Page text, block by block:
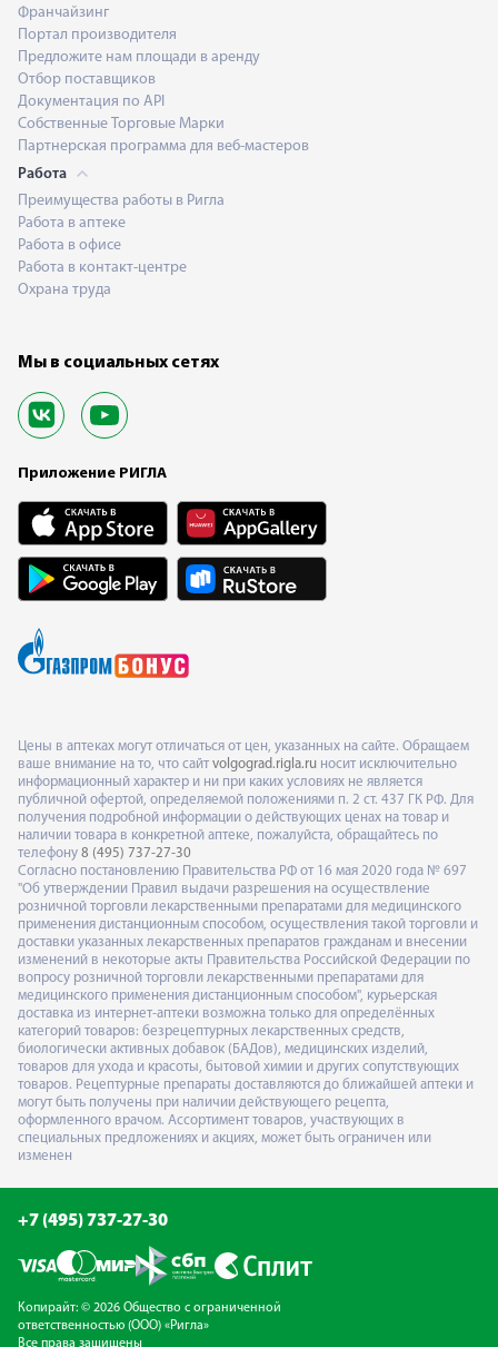
Франчайзинг
Портал производителя
Предложите нам площади в аренду
Отбор поставщиков
Документация по API
Собственные Торговые Марки
Партнерская программа для веб-мастеров
Работа
Преимущества работы в Ригла
Работа в аптеке
Работа в офисе
Работа в контакт-центре
Охрана труда
Мы в социальных сетях
Приложение РИГЛА
Цены в аптеках могут отличаться от цен, указанных на сайте. Обращаем
ваше внимание на то, что сайт volgograd.rigla.ru носит исключительно
информационный характер и ни при каких условиях не является
публичной офертой, определяемой положениями п. 2 ст. 437 ГК РФ. Для
получения подробной информации о действующих ценах на товар и
наличии товара в конкретной аптеке, пожалуйста, обращайтесь по
телефону 8 (495) 737-27-30
Согласно постановлению Правительства РФ от 16 мая 2020 года № 697
"Об утверждении Правил выдачи разрешения на осуществление
розничной торговли лекарственными препаратами для медицинского
применения дистанционным способом, осуществления такой торговли и
доставки указанных лекарственных препаратов гражданам и внесении
изменений в некоторые акты Правительства Российской Федерации по
вопросу розничной торговли лекарственными препаратами для
медицинского применения дистанционным способом", курьерская
доставка из интернет-аптеки возможна только для определённых
категорий товаров: безрецептурных лекарственных средств,
биологически активных добавок (БАДов), медицинских изделий,
товаров для ухода и красоты, бытовой химии и других сопутствующих
товаров. Рецептурные препараты доставляются до ближайшей аптеки и
могут быть получены при наличии действующего рецепта,
оформленного врачом. Ассортимент товаров, участвующих в
специальных предложениях и акциях, может быть ограничен или
изменен
+7 (495) 737-27-30
Копирайт: © 2026 Общество с ограниченной
ответственностью (ООО) «Ригла»
Все права защищены